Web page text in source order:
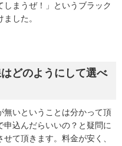
まうぜ！」というブラック
した。
どのようにして選べ
無いということは分かって頂
申込んだらいいの？と疑問に
て頂きます。料金が安く、